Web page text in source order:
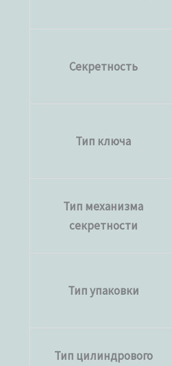
Секретность
Тип ключа
Тип механизма
секретности
Тип упаковки
Тип цилиндрового